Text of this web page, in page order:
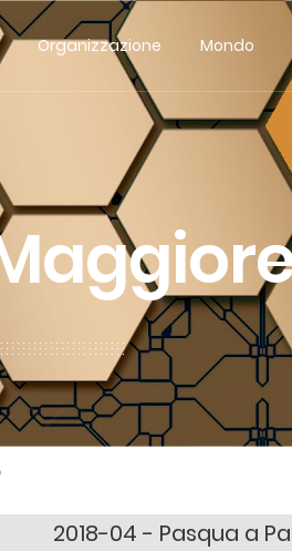
Organizzazione Mondo
2018-04 - Pasqua a